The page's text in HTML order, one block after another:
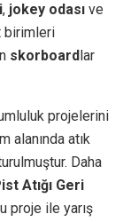
, jokey odası ve
birimleri
skorboard lar
projelerini
alanında atık
Daha
Atığı Geri
proje ile yarış